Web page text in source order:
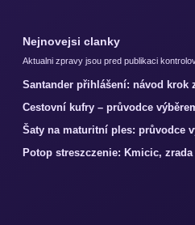
Nejnovejsi clanky
Aktualni zpravy jsou pred publikaci
Santander přihlášení: návod krok
Cestovní kufry – průvodce
Šaty na maturitní ples: průvodce
Potop streszczenie: Kmicic,